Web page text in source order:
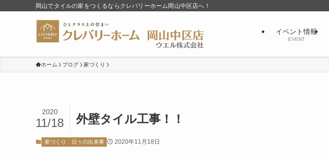
岡山でタイルの家をつくるならクレバリーホーム岡山中区店へ！
イベント情報
EVENT
ホーム ブログ 家づくり
外壁タイル工事！！
2020
11/18
家づくり 日々の出来事 2020年11月18日